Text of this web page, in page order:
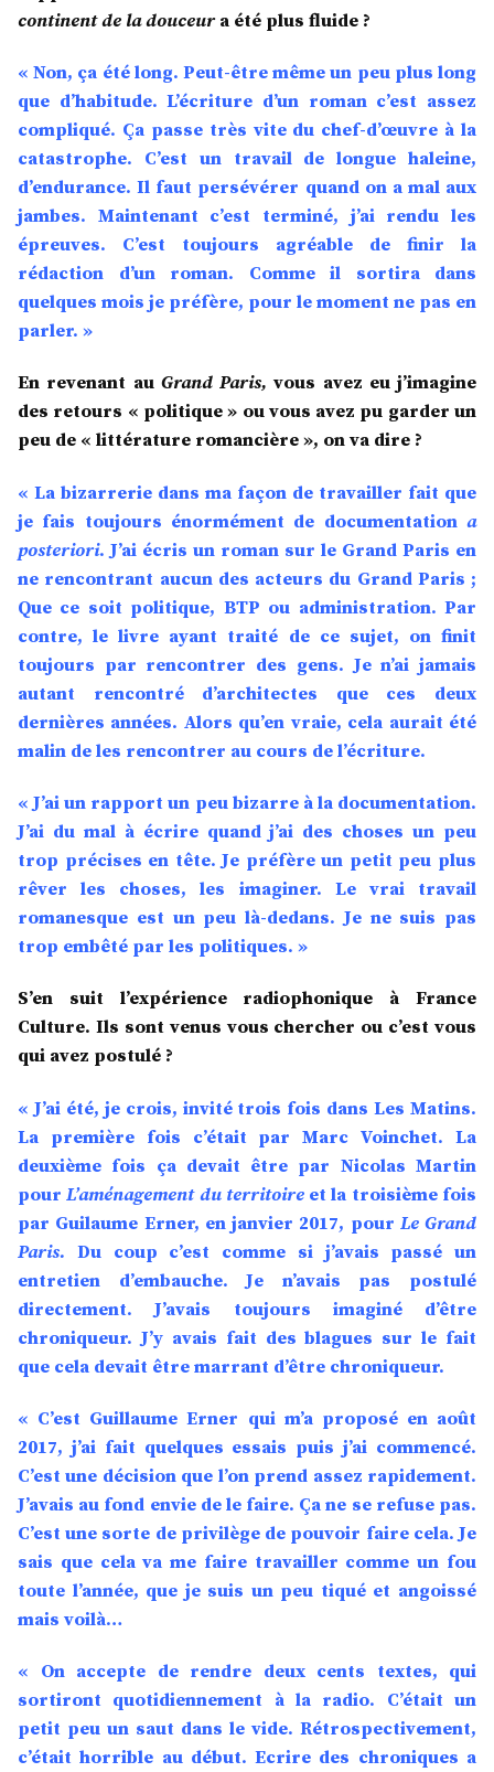
continent de la douceura été plus fluide ?
« Non, ça été long. Peut-être même un peu plus long
que d’habitude. L’écriture d’un roman c’est assez
compliqué. Ça passe très vite du chef-d’œuvre à la
catastrophe. C’est un travail de longue haleine,
d’endurance. Il faut persévérer quand on a mal aux
jambes. Maintenant c’est terminé, j’ai rendu les
épreuves. C’est toujours agréable de finir la
rédaction d’un roman. Comme il sortira dans
quelques mois je préfère, pour le moment ne pas en
parler. »
En revenant au Grand Paris, vous avez eu j’imagine
des retours « politique » ou vous avez pu garder un
peu de « littérature romancière », on va dire ?
« La bizarrerie dans ma façon de travailler fait que
je fais toujours énormément de documentation a
posteriori. J’ai écris un roman sur le Grand Paris en
ne rencontrant aucun des acteurs du Grand Paris ;
Que ce soit politique, BTP ou administration. Par
contre, le livre ayant traité de ce sujet, on finit
toujours par rencontrer des gens. Je n’ai jamais
autant rencontré d’architectes que ces deux
dernières années. Alors qu’en vraie, cela aurait été
malin de les rencontrer au cours de l’écriture.
« J’ai un rapport un peu bizarre à la documentation.
J’ai du mal à écrire quand j’ai des choses un peu
trop précises en tête. Je préfère un petit peu plus
rêver les choses, les imaginer. Le vrai travail
romanesque est un peu là-dedans. Je ne suis pas
trop embêté par les politiques. »
S’en suit l’expérience radiophonique à France
Culture. Ils sont venus vous chercher ou c’est vous
qui avez postulé ?
« J’ai été, je crois, invité trois fois dans Les Matins.
La première fois c’était par Marc Voinchet. La
deuxième fois ça devait être par Nicolas Martin
pourL’aménagement du territoireet la troisième fois
par Guilaume Erner, en janvier 2017, pour Le Grand
Paris. Du coup c’est comme si j’avais passé un
entretien d’embauche. Je n’avais pas postulé
directement. J’avais toujours imaginé d’être
chroniqueur. J’y avais fait des blagues sur le fait
que cela devait être marrant d’être chroniqueur.
« C’est Guillaume Erner qui m’a proposé en août
2017, j’ai fait quelques essais puis j’ai commencé.
C’est une décision que l’on prend assez rapidement.
J’avais au fond envie de le faire. Ça ne se refuse pas.
C’est une sorte de privilège de pouvoir faire cela. Je
sais que cela va me faire travailler comme un fou
toute l’année, que je suis un peu tiqué et angoissé
mais voilà…
« On accepte de rendre deux cents textes, qui
sortiront quotidiennement à la radio. C’était un
petit peu un saut dans le vide. Rétrospectivement,
c’était horrible au début. Ecrire des chroniques a